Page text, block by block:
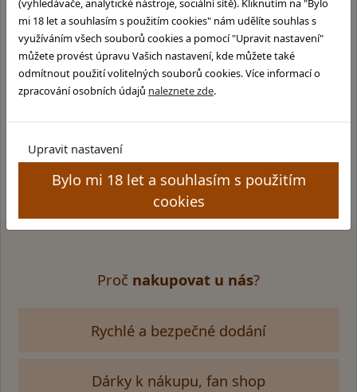
(vyhledávače, analytické nástroje, sociální sítě). Kliknutím na "Bylo
mi 18 let a souhlasím s použitím cookies" nám udělíte souhlas s
využíváním všech souborů cookies a pomocí "Upravit nastavení"
můžete provést úpravu Vašich nastavení, kde můžete také
odmítnout použití volitelných souborů cookies. Více informací o
zpracování osobních údajů naleznete zde.
Upravit nastavení
Bylo mi 18 let a souhlasím s použitím
cookies
0,7l, 40%, 12 let | Hodnocení rumu: Aroma : karamel, med,
obilná semínka, lehce opražená kávová zrna, příjemná dubová
vůně. Hrozinky, sušené ovoce, stopa skořice a exot …
1 109,-
Proč nakupovat u nás?
Rychlé a bezpečné dodání
Dárky k nákupu, fan shop